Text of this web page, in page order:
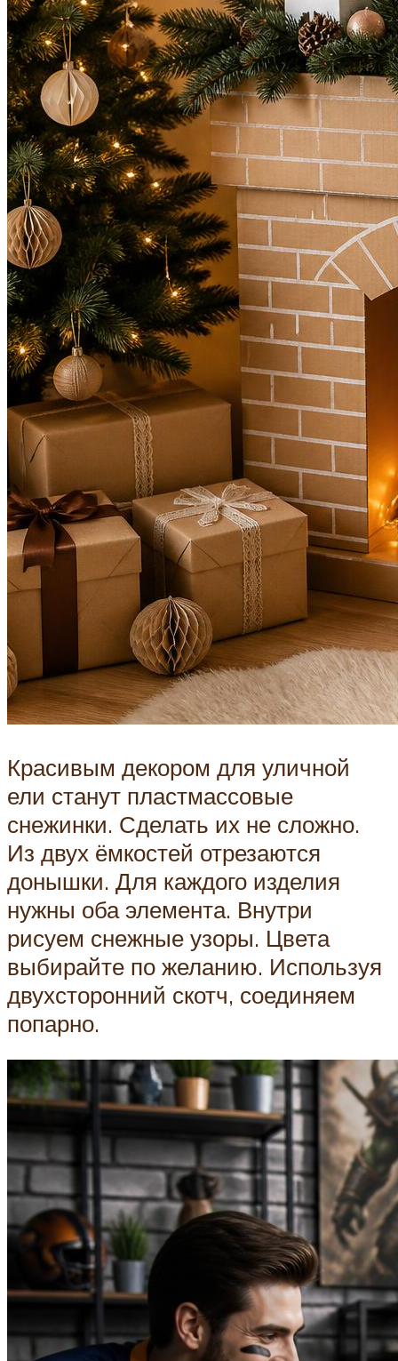
Красивым декором для уличной
ели станут пластмассовые
снежинки. Сделать их не сложно.
Из двух ёмкостей отрезаются
донышки. Для каждого изделия
нужны оба элемента. Внутри
рисуем снежные узоры. Цвета
выбирайте по желанию. Используя
двухсторонний скотч, соединяем
попарно.